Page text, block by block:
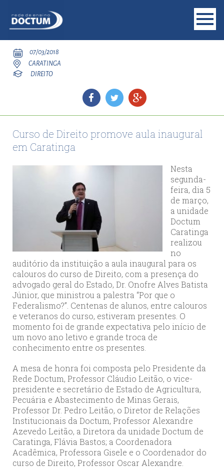
07/03/2018
CARATINGA
DIREITO
Curso de Direito promove aula inaugural
em Caratinga
Nesta
segunda-
feira, dia 5
de março,
a unidade
Doctum
Caratinga
realizou
no
auditório da instituição a aula inaugural para os
calouros do curso de Direito, com a presença do
advogado geral do Estado, Dr. Onofre Alves Batista
Júnior, que ministrou a palestra “Por que o
Federalismo?”. Centenas de alunos, entre calouros
e veteranos do curso, estiveram presentes. O
momento foi de grande expectativa pelo início de
um novo ano letivo e grande troca de
conhecimento entre os presentes.
A mesa de honra foi composta pelo Presidente da
Rede Doctum, Professor Cláudio Leitão, o vice-
presidente e secretário de Estado de Agricultura,
Pecuária e Abastecimento de Minas Gerais,
Professor Dr. Pedro Leitão, o Diretor de Relações
Institucionais da Doctum, Professor Alexandre
Azevedo Leitão, a Diretora da unidade Doctum de
Caratinga, Flávia Bastos; a Coordenadora
Acadêmica, Professora Gisele e o Coordenador do
curso de Direito, Professor Oscar Alexandre.